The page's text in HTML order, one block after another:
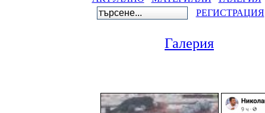
РЕГИСТРАЦИЯ
Галерия